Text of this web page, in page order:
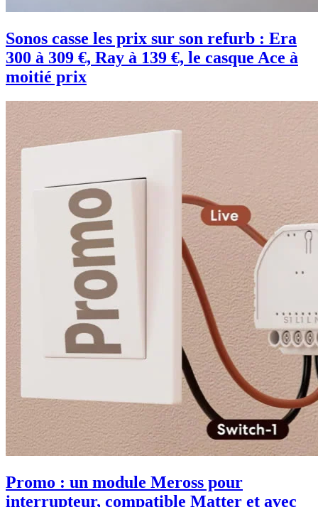
Sonos casse les prix sur son refurb : Era
300 à 309 €, Ray à 139 €, le casque Ace à
moitié prix
Promo : un module Meross pour
interrupteur, compatible Matter et avec